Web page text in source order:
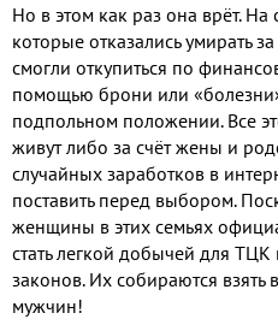
Но в этом как раз она врёт.
которые отказались умирать
смогли откупиться по
помощью брони или
подпольном положении. Все
живут либо за счёт жены и
случайных заработков в
поставить перед выбором.
женщины в этих семьях
стать легкой добычей для
законов. Их собираются
мужчин!